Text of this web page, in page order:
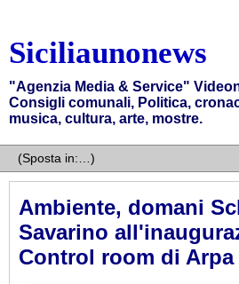
Siciliaunonews
"Agenzia Media & Service"
Consigli comunali, Politica,
musica, cultura, arte, mostre.
Ambiente, domani
Savarino
Control room di